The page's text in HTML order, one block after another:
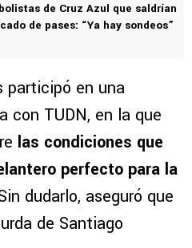
de Cruz Azul que saldrían
de pases: “Ya hay sondeos”
participó en una
con TUDN, en la que
las condiciones que
perfecto para la
dudarlo, aseguró que
de Santiago